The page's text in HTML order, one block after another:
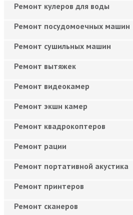
Ремонт кулеров для воды
Ремонт посудомоечных машин
Ремонт сушильных машин
Ремонт вытяжек
Ремонт видеокамер
Ремонт экшн камер
Ремонт квадрокоптеров
Ремонт рации
Ремонт портативной акустика
Ремонт принтеров
Ремонт сканеров